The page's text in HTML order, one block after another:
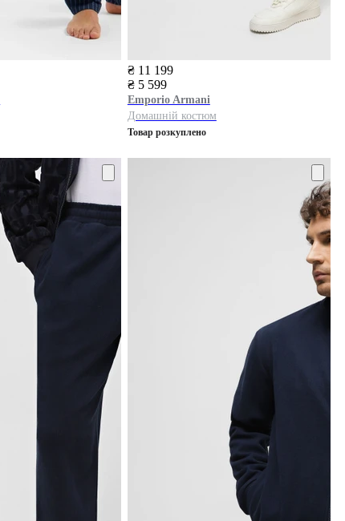
₴ 11 199
₴ 5 599
Emporio Armani
Домашній костюм
Товар розкуплено